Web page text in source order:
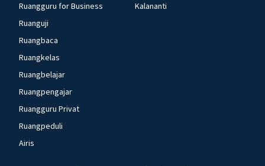
Ruangguru for Business
Ruanguji
Ruangbaca
Ruangkelas
Ruangbelajar
Ruangpengajar
Ruangguru Privat
Ruangpeduli
Airis
Kalananti